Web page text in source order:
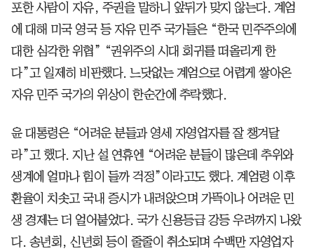
포한 사람이 자유, 주권을 말하니 앞뒤가 맞지 않는다. 계엄
에 대해 미국 영국 등 자유 민주 국가들은 “한국 민주주의에
대한 심각한 위협” “권위주의 시대 회귀를 떠올리게 한
다”고 일제히 비판했다. 느닷없는 계엄으로 어렵게 쌓아온
자유 민주 국가의 위상이 한순간에 추락했다.
윤 대통령은 “어려운 분들과 영세 자영업자를 잘 챙겨달
라”고 했다. 지난 설 연휴엔 “어려운 분들이 많은데 추위와
생계에 얼마나 힘이 들까 걱정”이라고도 했다. 계엄령 이후
환율이 치솟고 국내 증시가 내려앉으며 가뜩이나 어려운 민
생 경제는 더 얼어붙었다. 국가 신용등급 강등 우려까지 나왔
다. 송년회, 신년회 등이 줄줄이 취소되며 수백만 자영업자